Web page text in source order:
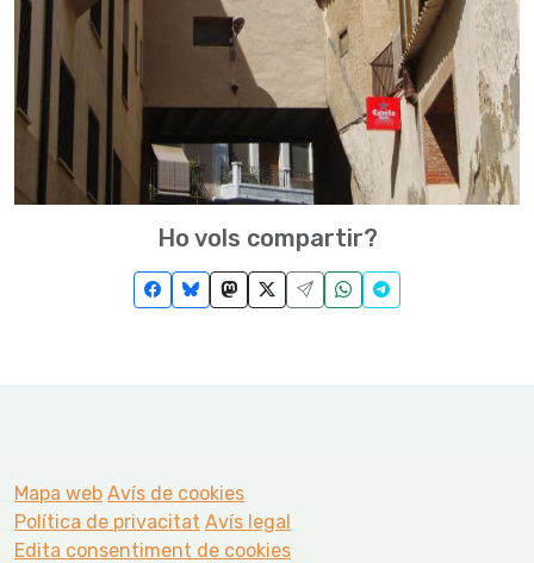
Ho vols compartir?
Mapa web Avís de cookies
Política de privacitat Avís legal
Edita consentiment de cookies